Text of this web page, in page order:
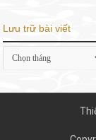
Lưu trữ bài viết
Lưu
trữ